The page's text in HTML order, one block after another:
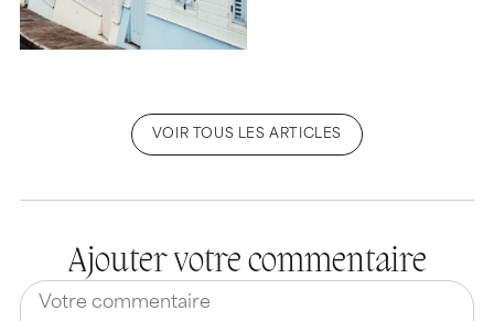
VOIR TOUS LES ARTICLES
Ajouter votre commentaire